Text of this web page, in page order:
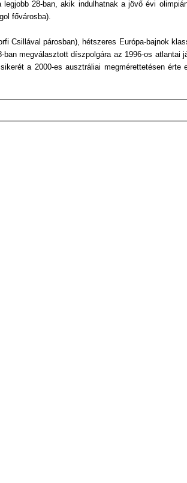
legjobb 28-ban, akik indulhatnak a jövő évi
fővárosba).
Csillával párosban), hétszeres Európa-bajnok
megválasztott díszpolgára az 1996-os atlantai
a 2000-es ausztráliai megmérettetésen érte